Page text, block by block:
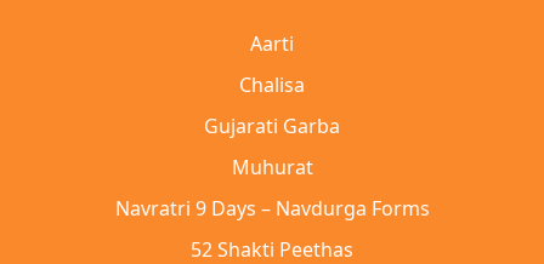
Aarti
Chalisa
Gujarati Garba
Muhurat
Navratri 9 Days – Navdurga Forms
52 Shakti Peethas